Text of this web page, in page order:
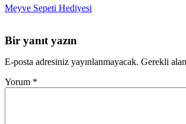
Meyve Sepeti Hediyesi
Bir yanıt yazın
E-posta adresiniz yayınlanmayacak. Gerekli
Yorum *